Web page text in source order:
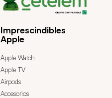
Imprescindibles
Apple
Apple Watch
Apple TV
Airpods
Accesorios